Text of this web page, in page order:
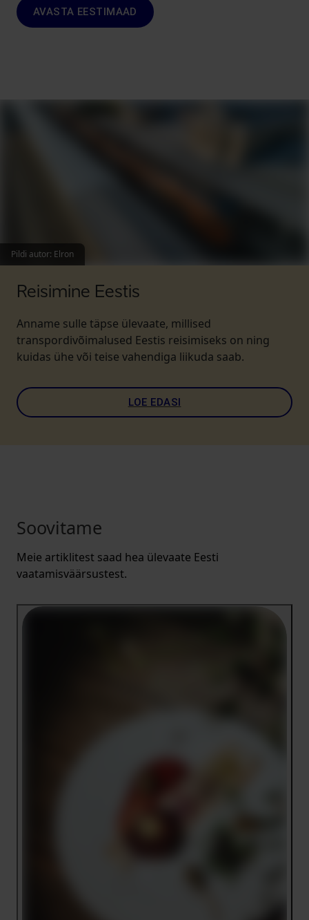
AVASTA EESTIMAAD
Pildi autor: Elron
Reisimine Eestis
Anname sulle täpse ülevaate, millised
transpordivõimalused Eestis reisimiseks on ning
kuidas ühe või teise vahendiga liikuda saab.
LOE EDASI
Soovitame
Meie artiklitest saad hea ülevaate Eesti
vaatamisväärsustest.